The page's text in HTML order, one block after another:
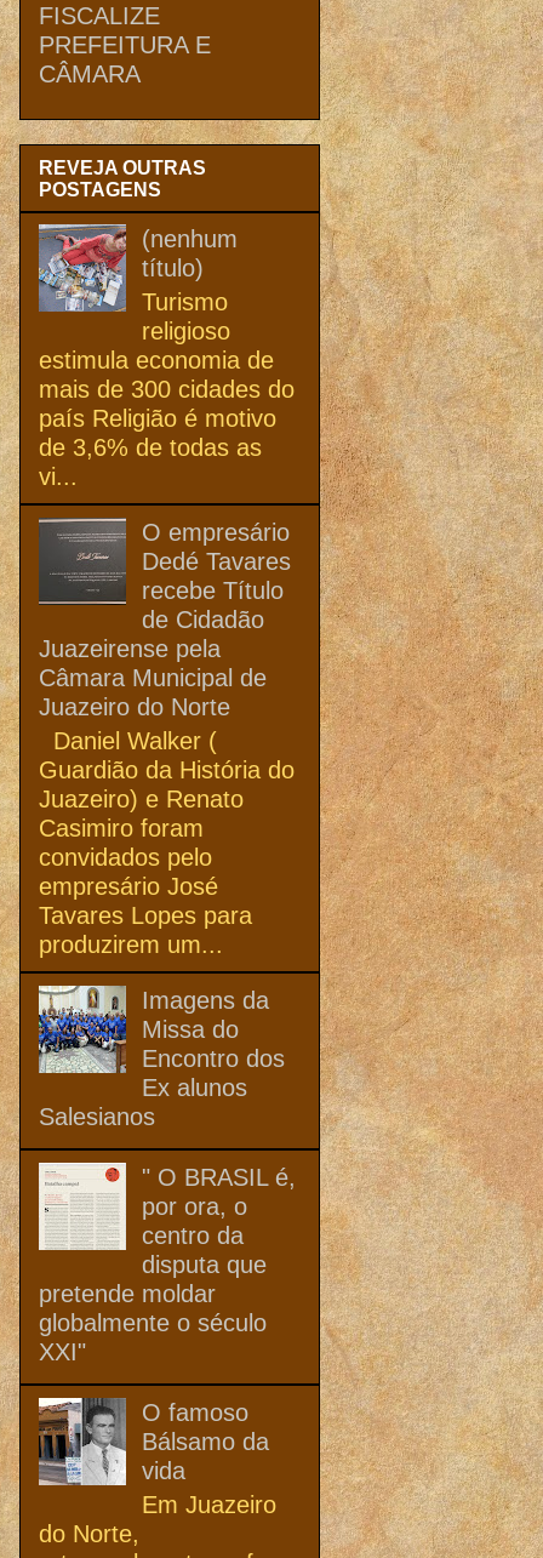
FISCALIZE
PREFEITURA E
CÂMARA
REVEJA OUTRAS
POSTAGENS
(nenhum
título)
Turismo
religioso
estimula economia de
mais de 300 cidades do
país Religião é motivo
de 3,6% de todas as
vi...
O empresário
Dedé Tavares
recebe Título
de Cidadão
Juazeirense pela
Câmara Municipal de
Juazeiro do Norte
Daniel Walker (
Guardião da História do
Juazeiro) e Renato
Casimiro foram
convidados pelo
empresário José
Tavares Lopes para
produzirem um...
Imagens da
Missa do
Encontro dos
Ex alunos
Salesianos
" O BRASIL é,
por ora, o
centro da
disputa que
pretende moldar
globalmente o século
XXI"
O famoso
Bálsamo da
vida
Em Juazeiro
do Norte,